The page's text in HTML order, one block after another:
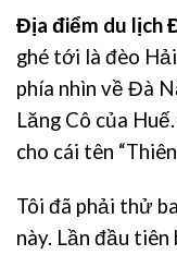
Địa điểm du lịch
ghé tới là đèo
phía nhìn về Đà
Lăng Cô của
cho cái tên
Tôi đã phải thử
này. Lần đầu tiên